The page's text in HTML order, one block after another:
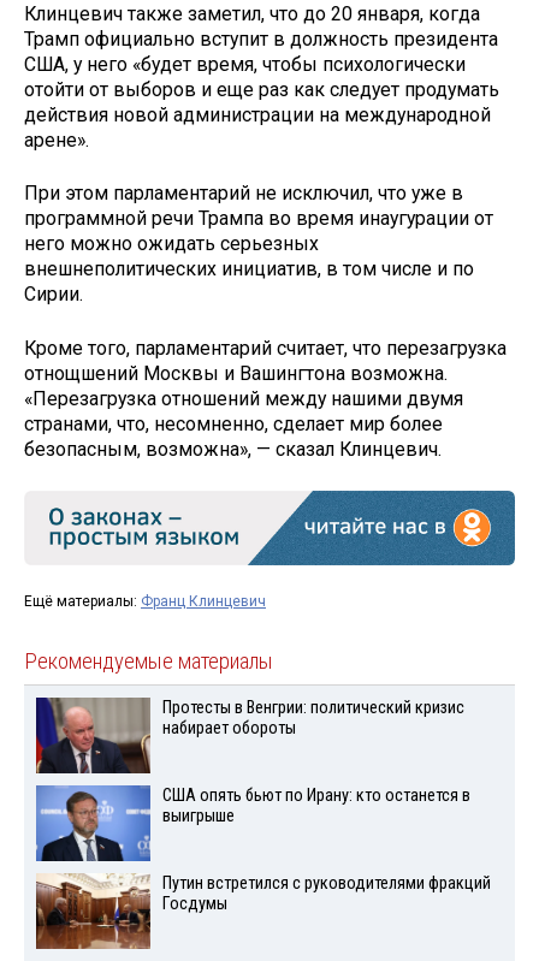
Клинцевич также заметил, что до 20 января, когда
Трамп официально вступит в должность президента
США, у него «будет время, чтобы психологически
отойти от выборов и еще раз как следует продумать
действия новой администрации на международной
арене».
При этом парламентарий не исключил, что уже в
программной речи Трампа во время инаугурации от
него можно ожидать серьезных
внешнеполитических инициатив, в том числе и по
Сирии.
Кроме того, парламентарий считает, что перезагрузка
отнощшений Москвы и Вашингтона возможна.
«Перезагрузка отношений между нашими двумя
странами, что, несомненно, сделает мир более
безопасным, возможна», — сказал Клинцевич.
Ещё материалы: Франц Клинцевич
Рекомендуемые материалы
Протесты в Венгрии: политический кризис
набирает обороты
США опять бьют по Ирану: кто останется в
выигрыше
Путин встретился с руководителями фракций
Госдумы